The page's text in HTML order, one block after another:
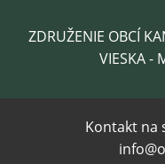
ZDRUŽENIE OBCÍ
VIESKA -
Kontakt na